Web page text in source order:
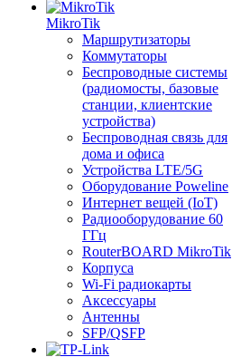
MikroTik
Маршрутизаторы
Коммутаторы
Беспроводные системы
(радиомосты, базовые
станции, клиентские
устройства)
Беспроводная связь для
дома и офиса
Устройства LTE/5G
Оборудование Poweline
Интернет вещей (IoT)
Радиооборудование 60
ГГц
RouterBOARD MikroTik
Корпуса
Wi-Fi радиокарты
Аксессуары
Антенны
SFP/QSFP